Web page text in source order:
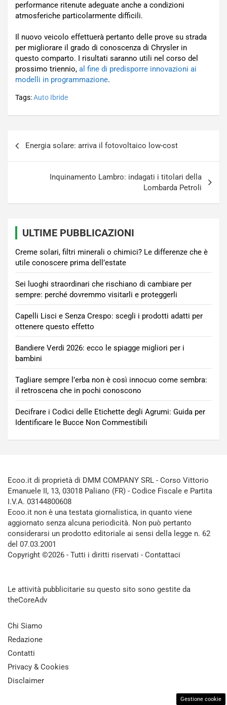
performance ritenute adeguate anche a condizioni
atmosferiche particolarmente difficili.
Il nuovo veicolo effettuerà pertanto delle prove su strada
per migliorare il grado di conoscenza di Chrysler in
questo comparto. I risultati saranno utili nel corso del
prossimo triennio, al fine di predisporre innovazioni ai
modelli in programmazione.
Tags:Auto Ibride
articoli
Energia solare: arriva il fotovoltaico low-cost
Inquinamento Lambro: indagati i titolari della
Lombarda Petroli
ULTIME PUBBLICAZIONI
Creme solari, filtri minerali o chimici? Le differenze che è
utile conoscere prima dell’estate
Sei luoghi straordinari che rischiano di cambiare per
sempre: perché dovremmo visitarli e proteggerli
Capelli Lisci e Senza Crespo: scegli i prodotti adatti per
ottenere questo effetto
Bandiere Verdi 2026: ecco le spiagge migliori per i
bambini
Tagliare sempre l’erba non è così innocuo come sembra:
il retroscena che in pochi conoscono
Decifrare i Codici delle Etichette degli Agrumi: Guida per
Identificare le Bucce Non Commestibili
Ecoo.it di proprietà di DMM COMPANY SRL - Corso Vittorio
Emanuele II, 13, 03018 Paliano (FR) - Codice Fiscale e Partita
I.V.A. 03144800608
Ecoo.it non è una testata giornalistica, in quanto viene
aggiornato senza alcuna periodicità. Non può pertanto
considerarsi un prodotto editoriale ai sensi della legge n. 62
del 07.03.2001
Copyright ©2026 - Tutti i diritti riservati - Contattaci
Le attività pubblicitarie su questo sito sono gestite da
theCoreAdv
Chi Siamo
Redazione
Contatti
Privacy & Cookies
Disclaimer
Gestione cookie